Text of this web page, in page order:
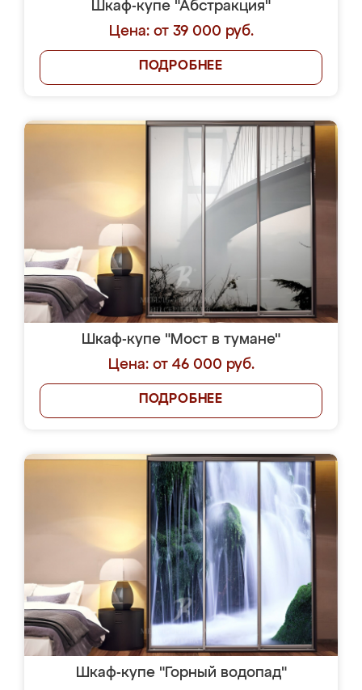
Шкаф-купе "Абстракция"
Цена: от 39 000 руб.
ПОДРОБНЕЕ
Шкаф-купе "Мост в тумане"
Цена: от 46 000 руб.
ПОДРОБНЕЕ
Шкаф-купе "Горный водопад"